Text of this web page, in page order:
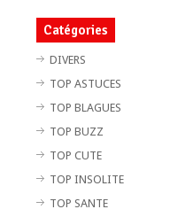
Catégories
DIVERS
TOP ASTUCES
TOP BLAGUES
TOP BUZZ
TOP CUTE
TOP INSOLITE
TOP SANTE